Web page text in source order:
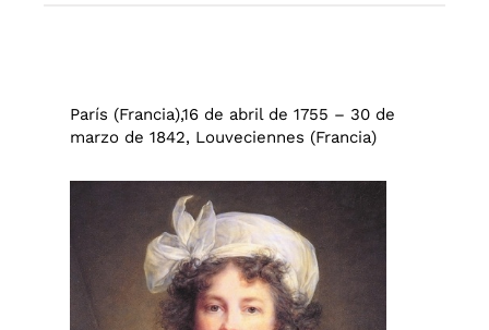
París (Francia),16 de abril de 1755 – 30 de
marzo de 1842, Louveciennes (Francia)